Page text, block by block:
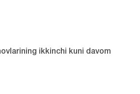
ikkinchi kuni davom